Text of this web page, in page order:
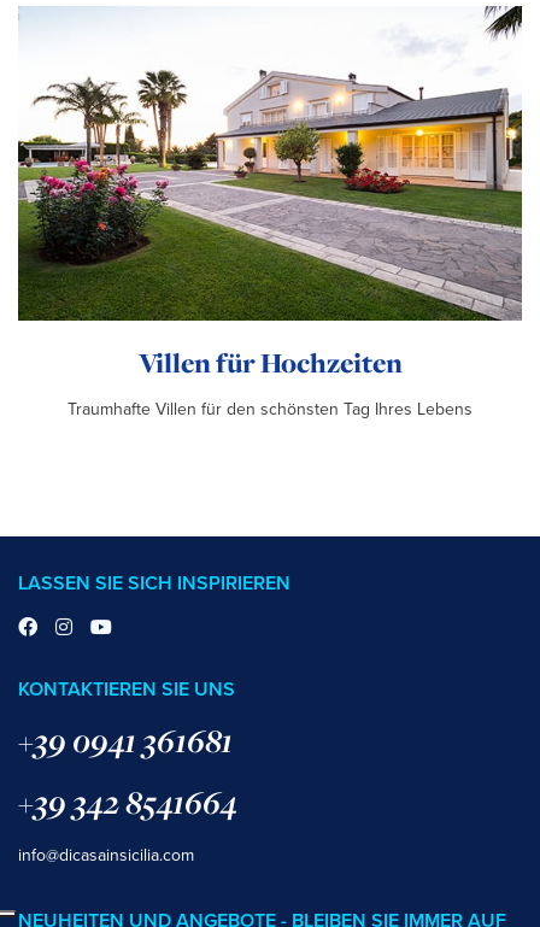
Villen für Hochzeiten
Traumhafte Villen für den schönsten Tag Ihres Lebens
LASSEN SIE SICH INSPIRIEREN
KONTAKTIEREN SIE UNS
+39 0941 361681
+39 342 8541664
info@dicasainsicilia.com
NEUHEITEN UND ANGEBOTE - BLEIBEN SIE IMMER AUF